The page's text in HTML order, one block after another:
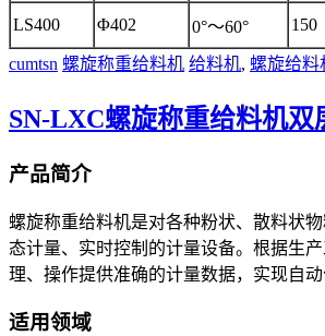
LS400
Φ402 0°～60° 150
cumtsn 螺旋称重给料机 给料机, 螺旋给料
SN-LXC螺旋称重给料机双
产品简介
螺旋称重给料机是对各种粉状、散料状
态计量、实时控制的计量设备。根据生
理、操作提供准确的计量数据，实现自动
适用领域